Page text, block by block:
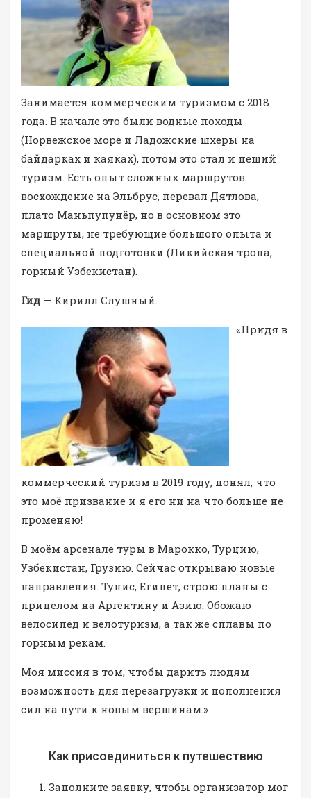
Занимается коммерческим туризмом с 2018
года. В начале это были водные походы
(Норвежское море и Ладожские шхеры на
байдарках и каяках), потом это стал и пеший
туризм. Есть опыт сложных маршрутов:
восхождение на Эльбрус, перевал Дятлова,
плато Маньпупунёр, но в основном это
маршруты, не требующие большого опыта и
специальной подготовки (Ликийская тропа,
горный Узбекистан).
Гид — Кирилл Слушный.
«Придя в
коммерческий туризм в 2019 году, понял, что
это моё призвание и я его ни на что больше не
променяю!
В моём арсенале туры в Марокко, Турцию,
Узбекистан, Грузию. Сейчас открываю новые
направления: Тунис, Египет, строю планы с
прицелом на Аргентину и Азию. Обожаю
велосипед и велотуризм, а так же сплавы по
горным рекам.
Моя миссия в том, чтобы дарить людям
возможность для перезагрузки и пополнения
сил на пути к новым вершинам.»
Как присоединиться к путешествию
Заполните заявку, чтобы организатор мог